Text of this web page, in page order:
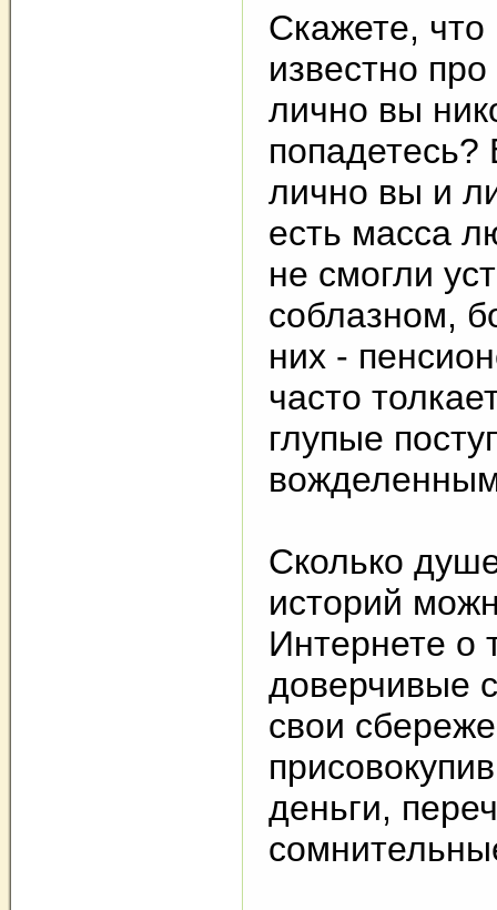
Скажете, что
известно
лично вы
лично вы и
есть масса
не смогли
соблазном,
них -
часто
глупые
Сколько
историй
Интернете о
доверчивые
свои
деньги,